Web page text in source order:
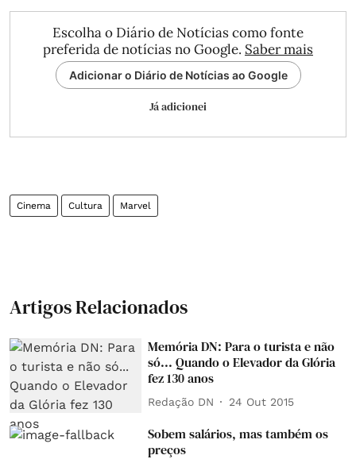
Escolha o Diário de Notícias como fonte
preferida de notícias no Google. Saber mais
Adicionar o Diário de Notícias ao Google
Já adicionei
Cinema Cultura Marvel
Artigos Relacionados
Memória DN: Para o turista e não
só... Quando o Elevador da Glória
fez 130 anos
Redação DN 24 Out 2015
Sobem salários, mas também os
preços